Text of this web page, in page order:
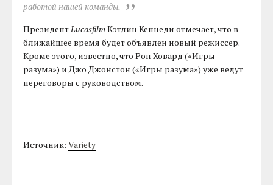
работой нашей команды.
ПрезидентLucasfilmКэтлин Кеннеди отмечает, что в
ближайшее время будет объявлен новый режиссер.
Кроме этого, известно, что Рон Ховард («Игры
разума») и Джо Джонстон («Игры разума») уже ведут
переговоры с руководством.
Источник:Variety